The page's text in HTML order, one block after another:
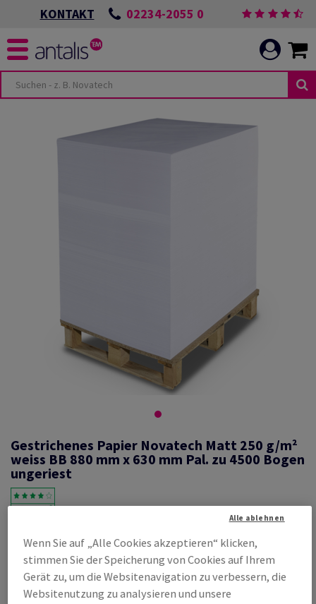
KONTAKT 02234-2055 0
Gestrichenes Papier Novatech Matt 250 g/m²
weiss BB 880 mm x 630 mm Pal. zu 4500 Bogen
ungeriest
Novatech, Matt, beidseitig gestrichen, weiss, holzfrei ECF, 250g/m2,
880mm x 630mm, BB, Pal. zu 4500 Bogen ungeriest, abgesteckt zu 100
Bogen, FSC Mix Credit
Produktinformation
Produkt weiterempfehlen
Wenn Sie auf „Alle Cookies akzeptieren“ klicken,
stimmen Sie der Speicherung von Cookies auf Ihrem
Gerät zu, um die Websitenavigation zu verbessern, die
Websitenutzung zu analysieren und unsere
Alle ablehnen